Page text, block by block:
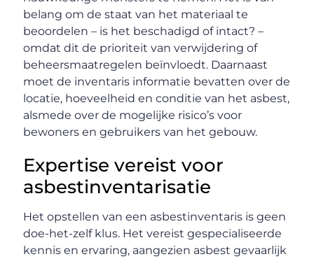
belang om de staat van het materiaal te
beoordelen – is het beschadigd of intact? –
omdat dit de prioriteit van verwijdering of
beheersmaatregelen beïnvloedt. Daarnaast
moet de inventaris informatie bevatten over de
locatie, hoeveelheid en conditie van het asbest,
alsmede over de mogelijke risico’s voor
bewoners en gebruikers van het gebouw.
Expertise vereist voor
asbestinventarisatie
Het opstellen van een asbestinventaris is geen
doe-het-zelf klus. Het vereist gespecialiseerde
kennis en ervaring, aangezien asbest gevaarlijk